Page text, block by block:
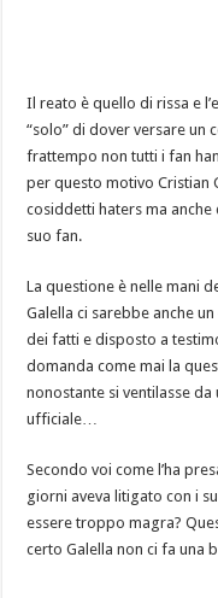
Il reato è quello di rissa e
“solo” di dover versare un
frattempo non tutti i fan
per questo motivo Cristian
cosiddetti haters ma
suo fan.
La questione è nelle mani
Galella ci sarebbe anche
dei fatti e disposto a
domanda come mai la
nonostante si ventilasse da
ufficiale…
Secondo voi come l’ha
giorni aveva litigato con i
essere troppo magra?
certo Galella non ci fa una